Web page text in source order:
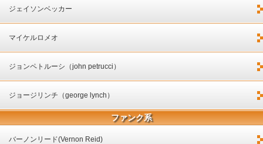
ジェイソンベッカー
マイケルロメオ
ジョンペトルーシ（john petrucci）
ジョージリンチ（george lynch）
ファンク系
バーノンリード(Vernon Reid)